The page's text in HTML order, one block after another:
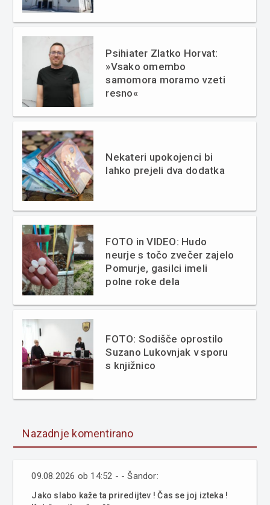
Psihiater Zlatko Horvat:
»Vsako omembo
samomora moramo vzeti
resno«
Nekateri upokojenci bi
lahko prejeli dva dodatka
FOTO in VIDEO: Hudo
neurje s točo zvečer zajelo
Pomurje, gasilci imeli
polne roke dela
FOTO: Sodišče oprostilo
Suzano Lukovnjak v sporu
s knjižnico
Nazadnje komentirano
09.08.2026 ob 14:52 - - Šandor:
Jako slabo kaže ta priredijtev ! Čas se joj izteka !